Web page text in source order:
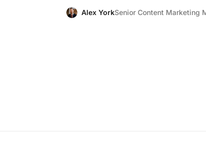
Alex YorkSenior Content Marketing